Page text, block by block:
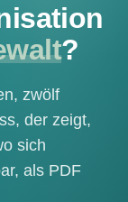
?
zwölf
der zeigt,
sich
als PDF